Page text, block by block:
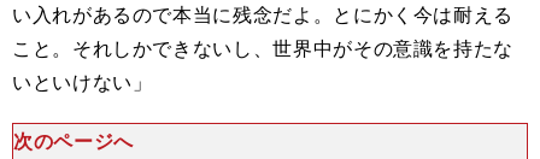
い入れがあるので本当に残念だよ。とにかく今は耐える
こと。それしかできないし、世界中がその意識を持たな
いといけない」
次のページへ